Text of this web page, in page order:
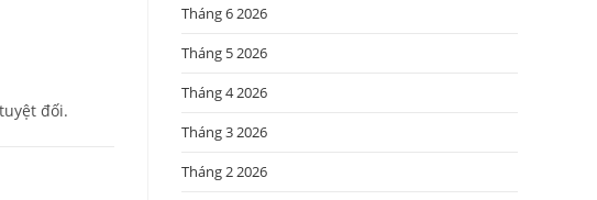
đối.
Tháng 6 2026
Tháng 5 2026
Tháng 4 2026
Tháng 3 2026
Tháng 2 2026